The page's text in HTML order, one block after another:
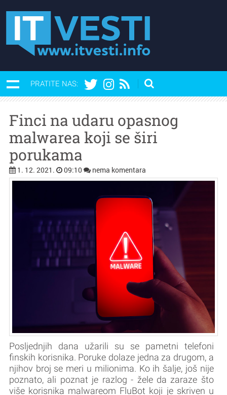
PRATITE NAS:
Finci na udaru opasnog
malwarea koji se širi
porukama
1. 12. 2021. 09:10 nema komentara
Posljednjih dana užarili su se pametni telefoni
finskih korisnika. Poruke dolaze jedna za drugom, a
njihov broj se meri u milionima. Ko ih šalje, još nije
poznato, ali poznat je razlog - žele da zaraze što
više korisnika malwareom FluBot koji je skriven u